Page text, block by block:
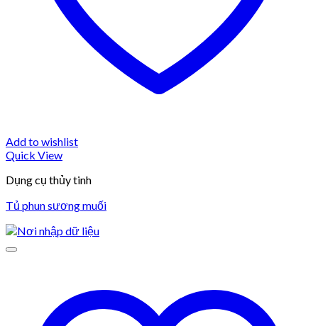
Add to wishlist
Quick View
Dụng cụ thủy tinh
Tủ phun sương muối